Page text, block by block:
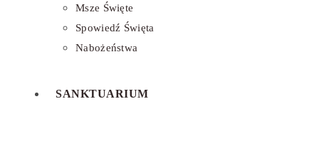
Msze Święte
Spowiedź Święta
Nabożeństwa
SANKTUARIUM